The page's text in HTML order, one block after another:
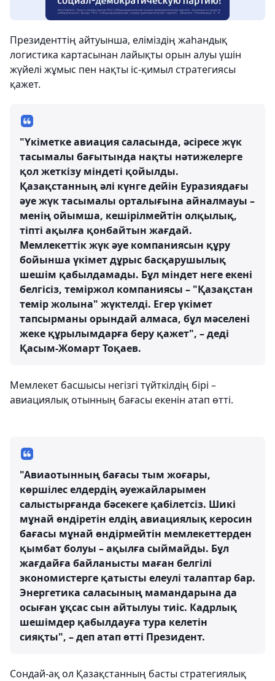
Президенттің айтуынша, еліміздің жаһандық
логистика картасынан лайықты орын алуы үшін
жүйелі жұмыс пен нақты іс-қимыл стратегиясы
қажет.
"Үкіметке авиация саласында, әсіресе жүк
тасымалы бағытында нақты нәтижелерге
қол жеткізу міндеті қойылды.
Қазақстанның әлі күнге дейін Еуразиядағы
әуе жүк тасымалы орталығына айналмауы –
менің ойымша, кешірілмейтін олқылық,
тіпті ақылға қонбайтын жағдай.
Мемлекеттік жүк әуе компаниясын құру
бойынша үкімет дұрыс басқарушылық
шешім қабылдамады. Бұл міндет неге екені
белгісіз, теміржол компаниясы – "Қазақстан
темір жолына" жүктелді. Егер үкімет
тапсырманы орындай алмаса, бұл мәселені
жеке құрылымдарға беру қажет", – деді
Қасым-Жомарт Тоқаев.
Мемлекет басшысы негізгі түйткілдің бірі –
авиациялық отынның бағасы екенін атап өтті.
"Авиаотынның бағасы тым жоғары,
көршілес елдердің әуежайларымен
салыстырғанда бәсекеге қабілетсіз. Шикі
мұнай өндіретін елдің авиациялық керосин
бағасы мұнай өндірмейтін мемлекеттерден
қымбат болуы – ақылға сыймайды. Бұл
жағдайға байланысты маған белгілі
экономистерге қатысты елеулі талаптар бар.
Энергетика саласының мамандарына да
осыған ұқсас сын айтылуы тиіс. Кадрлық
шешімдер қабылдауға тура келетін
сияқты", – деп атап өтті Президент.
Сондай-ақ ол Қазақстанның басты стратегиялық